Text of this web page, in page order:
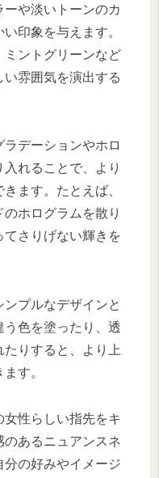
や淡いトーンのカ
印象を与えます。
ミントグリーンなど
雰囲気を演出する
デーションやホロ
れることで、より
ます。たとえば、
ホログラムを散り
さりげない輝きを
プルなデザインと
色を塗ったり、透
りすると、より上
す。
性らしい指先をキ
あるニュアンスネ
の好みやイメージ